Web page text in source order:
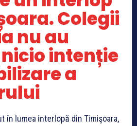
Colegii
nu au
intenție
a
în lumea interlopă din Timişoara,